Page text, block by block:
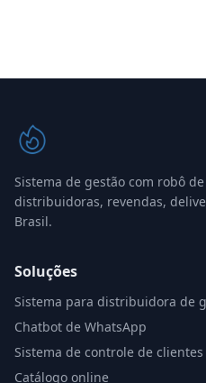
Sistema de gestão com robô
distribuidoras, revendas,
Brasil.
Soluções
Sistema para distribuidora de
Chatbot de WhatsApp
Sistema de controle de clientes
Catálogo online